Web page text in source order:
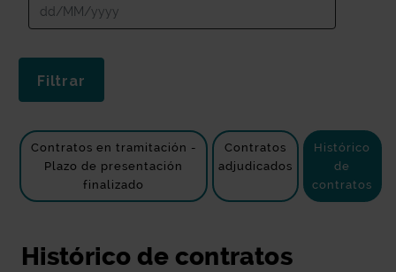
Contratos en tramitación -
Plazo de presentación
finalizado
Contratos
adjudicados
Histórico
de
contratos
Histórico de contratos